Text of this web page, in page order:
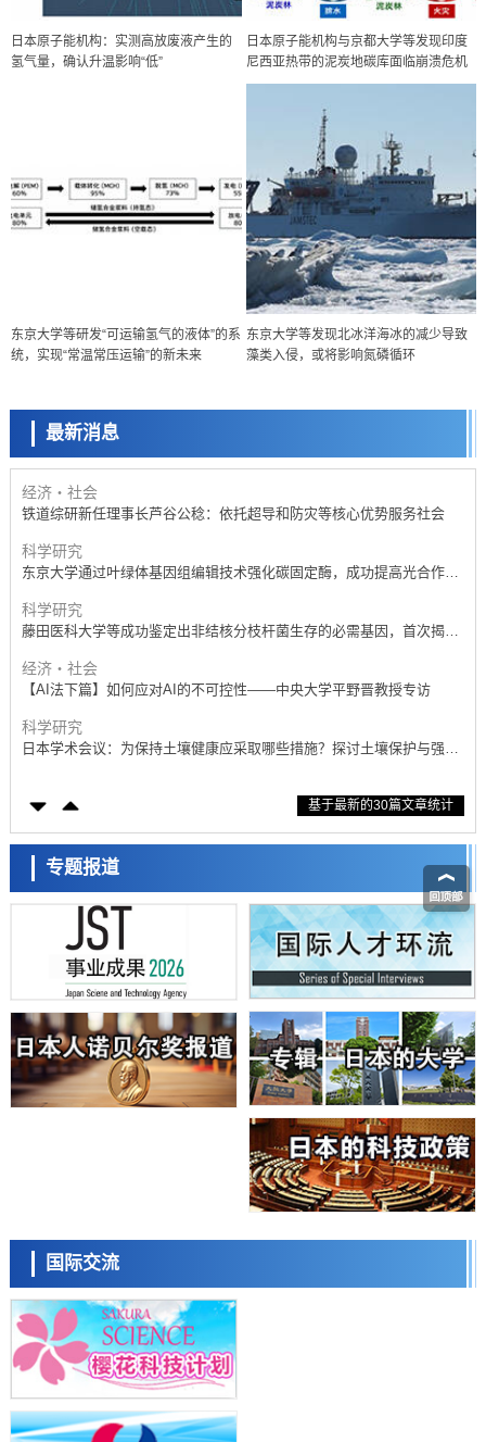
日本原子能机构：实测高放废液产生的
氢气量，确认升温影响“低”
日本原子能机构与京都大学等发现印度
尼西亚热带的泥炭地碳库面临崩溃危机
东京大学等研发“可运输氢气的液体”的系
统，实现“常温常压运输”的新未来
东京大学等发现北冰洋海冰的减少导致
藻类入侵，或将影响氮磷循环
最新消息
【AI法下篇】如何应对AI的不可控性——中央大学平野晋教授专访
政策
日本科研费增设国际共同研究强化新类别，促进青年研究人员赴海外开
展研究
经济・社会
铁道综研新任理事长芦谷公稔：依托超导和防灾等核心优势服务社会
科学研究
东京大学通过叶绿体基因组编辑技术强化碳固定酶，成功提高光合作用
科学研究
藤田医科大学等成功鉴定出非结核分枝杆菌生存的必需基因，首次揭示
经济・社会
【AI法下篇】如何应对AI的不可控性——中央大学平野晋教授专访
科学研究
日本学术会议：为保持土壤健康应采取哪些措施？探讨土壤保护与强化
大阪大学开发基于水氢键网络的温度预测新方法，AI从分子排列信息中
经济・社会
【AI法上篇】如何对“将人生交给AI”保持危机感——中央大学平野晋教
授专访
科学研究
庆应义塾大学阐明脑内“游击手”小胶质细胞包裹保护受损神经细胞的机
制，有望用于开发阿尔茨海默病等疾病疗法
科学研究
日本东北大学与横滨橡胶全球首次从纳米尺度揭示橡胶—黄铜粘接界面
劣化抑制机制，为提升轮胎安全性与耐久性的材料设计开辟道路
科学研究
近畿大学等发现植物染料“日本茜”的红色成分可抑制老化与炎症，有望
成为新型功能性材料
科学研究
群马大学开发针对难治性癫痫的新型基因疗法，利用超小型GAD67启动
九州大学揭示夜间眼压升高机制：两种激素波动叠加所致
证电容器可在汽车发动机等高温环境下工作
经济・社会
日本生成式AI使用者占比一年内翻倍，但与中美德仍有较大差距
政策
日本修订首都直下型地震紧急对策：目标为死亡人数至少减半，重点强
化火灾防控
科学研究
福井大学发现细胞记忆过往并抑制反应的机制，阐明即便DNA相同反应
迥异之谜
科学研究
基于最新的30篇文章统计
专题报道
国际交流
流员
小岩井忠道